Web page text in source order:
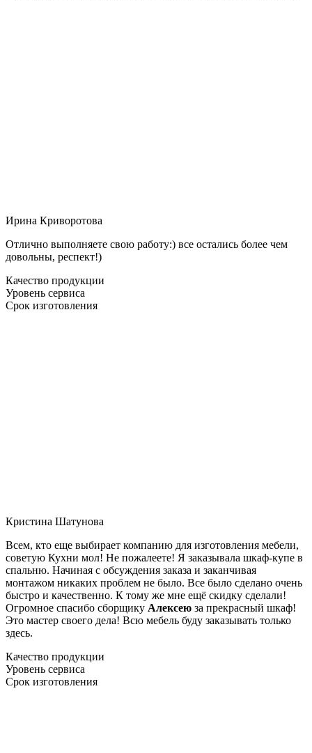
Ирина Криворотова
Отлично выполняете свою работу:) все остались более чем
довольны, респект!)
Качество продукции
Уровень сервиса
Срок изготовления
Кристина Шатунова
Всем, кто еще выбирает компанию для изготовления мебели,
советую Кухни мол! Не пожалеете! Я заказывала шкаф-купе в
спальню. Начиная с обсуждения заказа и заканчивая
монтажом никаких проблем не было. Все было сделано очень
быстро и качественно. К тому же мне ещё скидку сделали!
Огромное спасибо сборщику Алексею за прекрасный шкаф!
Это мастер своего дела! Всю мебель буду заказывать только
здесь.
Качество продукции
Уровень сервиса
Срок изготовления